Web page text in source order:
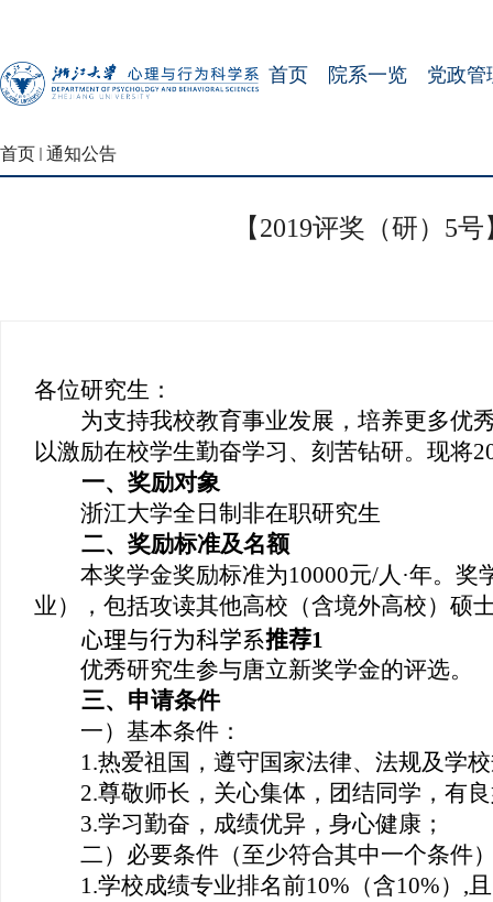
首页 院系一览 党政管
首页 通知公告
【2019评奖（研）5
各位研究生：
为支持我校教育事业发展，培养更多优
以激励在校学生勤奋学习、刻苦钻研。现将
一、奖励对象
浙江大学全日制非在职研究生
二、奖励标准及名额
本奖学金奖励标准为10000元/人 ·年。奖
业），包括攻读其他高校（含境外高校）硕
心理与行为科学系推荐1
优秀研究生参与唐立新奖学金的评选。
三、申请条件
一）基本条件：
1.热爱祖国，遵守国家法律、法规及学
2.尊敬师长，关心集体，团结同学，有
3.学习勤奋，成绩优异，身心健康；
二）必要条件（至少符合其中一个条件
1.学校成绩专业排名前10% （含10%） ,